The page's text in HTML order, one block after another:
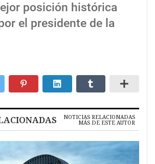
posición histórica
el presidente de la
NOTICIAS RELACIONADAS
MÁS DE ESTE AUTOR